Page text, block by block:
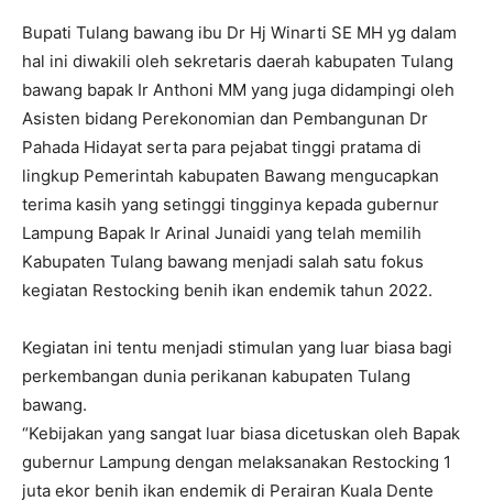
Bupati Tulang bawang ibu Dr Hj Winarti SE MH yg dalam
hal ini diwakili oleh sekretaris daerah kabupaten Tulang
bawang bapak Ir Anthoni MM yang juga didampingi oleh
Asisten bidang Perekonomian dan Pembangunan Dr
Pahada Hidayat serta para pejabat tinggi pratama di
lingkup Pemerintah kabupaten Bawang mengucapkan
terima kasih yang setinggi tingginya kepada gubernur
Lampung Bapak Ir Arinal Junaidi yang telah memilih
Kabupaten Tulang bawang menjadi salah satu fokus
kegiatan Restocking benih ikan endemik tahun 2022.
Kegiatan ini tentu menjadi stimulan yang luar biasa bagi
perkembangan dunia perikanan kabupaten Tulang
bawang.
“Kebijakan yang sangat luar biasa dicetuskan oleh Bapak
gubernur Lampung dengan melaksanakan Restocking 1
juta ekor benih ikan endemik di Perairan Kuala Dente